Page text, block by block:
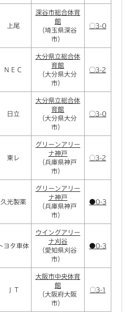
上尾
深谷市総合体育
館
（埼玉県深谷
市）
○3-0
ＮＥＣ
大分県立総合体
育館
（大分県大分
市）
◯3-2
日立
大分県立総合体
育館
（大分県大分
市）
◯3-0
東レ
グリーンアリー
ナ神戸
（兵庫県神戸
市）
○3-2
久光製薬
グリーンアリー
ナ神戸
（兵庫県神戸
市）
●0-3
ヨタ車体
ウイングアリー
ナ刈谷
（愛知県刈谷
市）
●0-3
ＪＴ
大阪市中央体育
館
（大阪府大阪
市）
○3-1